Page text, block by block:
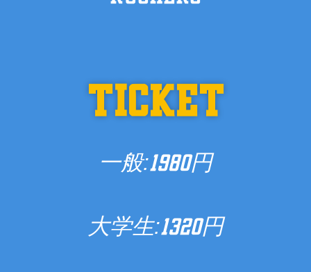
TICKET
一般:1980円
大学生:1320円